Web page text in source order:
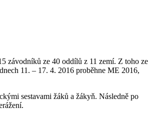
závodníků ze 40 oddílů z 11 zemí. Z toho ze
11. – 17. 4. 2016 proběhne ME 2016,
sestavami žáků a žákyň. Následně po